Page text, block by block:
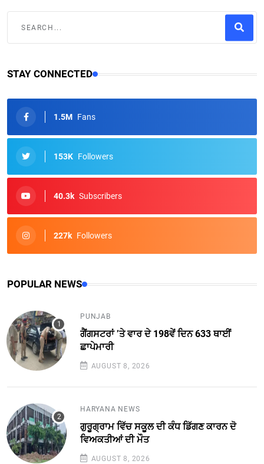
STAY CONNECTED
1.5M Fans
153K Followers
40.3k Subscribers
227k Followers
POPULAR NEWS
PUNJAB
ਗੈਂਗਸਟਰਾਂ ’ਤੇ ਵਾਰ ਦੇ 198ਵੇਂ ਦਿਨ 633 ਥਾਈਂ
ਛਾਪੇਮਾਰੀ
AUGUST 8, 2026
HARYANA NEWS
ਗੁਰੂਗ੍ਰਾਮ ਵਿੱਚ ਸਕੂਲ ਦੀ ਕੰਧ ਡਿੱਗਣ ਕਾਰਨ ਦੋ
ਵਿਅਕਤੀਆਂ ਦੀ ਮੌਤ
AUGUST 8, 2026